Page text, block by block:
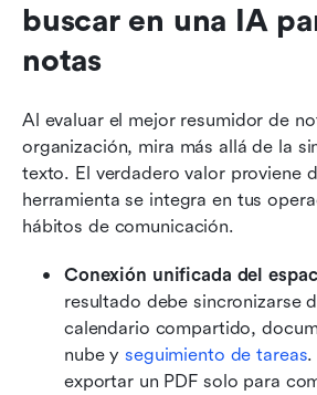
buscar en una IA
notas
Al evaluar el mejor resumidor de
organización, mira más allá de la
texto. El verdadero valor proviene
herramienta se integra en tus
hábitos de comunicación.
Conexión unificada del
resultado debe sincronizarse
calendario compartido,
nube y seguimiento de tareas.
exportar un PDF solo para